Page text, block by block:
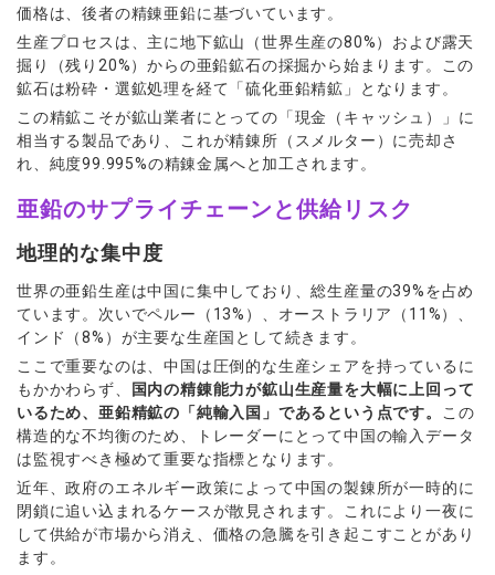
価格は、後者の精錬亜鉛に基づいています。
生産プロセスは、主に地下鉱山（世界生産の80%）および露天
掘り（残り20%）からの亜鉛鉱石の採掘から始まります。この
鉱石は粉砕・選鉱処理を経て「硫化亜鉛精鉱」となります。
この精鉱こそが鉱山業者にとっての「現金（キャッシュ）」に
相当する製品であり、これが精錬所（スメルター）に売却さ
れ、純度99.995%の精錬金属へと加工されます。
亜鉛のサプライチェーンと供給リスク
地理的な集中度
世界の亜鉛生産は中国に集中しており、総生産量の39%を占め
ています。次いでペルー（13%）、オーストラリア（11%）、
インド（8%）が主要な生産国として続きます。
ここで重要なのは、中国は圧倒的な生産シェアを持っているに
もかかわらず、 国内の精錬能力が鉱山生産量を大幅に上回って
いるため、亜鉛精鉱の「純輸入国」であるという点です。
この
構造的な不均衡のため、トレーダーにとって中国の輸入データ
は監視すべき極めて重要な指標となります。
近年、政府のエネルギー政策によって中国の製錬所が一時的に
閉鎖に追い込まれるケースが散見されます。これにより一夜に
して供給が市場から消え、価格の急騰を引き起こすことがあり
ます。